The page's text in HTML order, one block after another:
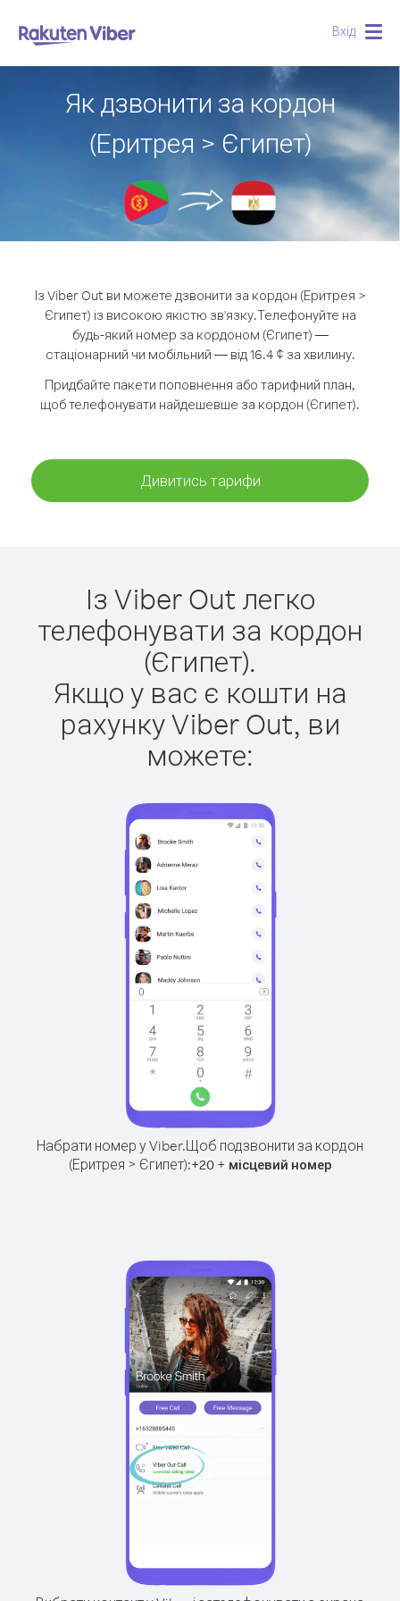
Вхід
Як дзвонити за кордон
(Еритрея > Єгипет)
Із Viber Out ви можете дзвонити за кордон (Еритрея >
Єгипет) із високою якістю зв'язку.Телефонуйте на
будь-який номер за кордоном (Єгипет) —
стаціонарний чи мобільний — від 16.4 ¢ за хвилину.
Придбайте пакети поповнення або тарифний план,
щоб телефонувати найдешевше за кордон (Єгипет).
Дивитись тарифи
Із Viber Out легко
телефонувати за кордон
(Єгипет).
Якщо у вас є кошти на
рахунку Viber Out, ви
можете:
Набрати номер у Viber.Щоб подзвонити за кордон
(Еритрея > Єгипет):+20+ місцевий номер